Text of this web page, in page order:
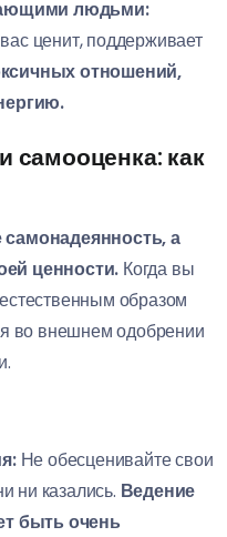
людьми:
ценит, поддерживает
отношений,
самооценка: как
а
ценности. Когда вы
образом
во внешнем одобрении
Не обесценивайте свои
ни казались. Ведение
быть очень